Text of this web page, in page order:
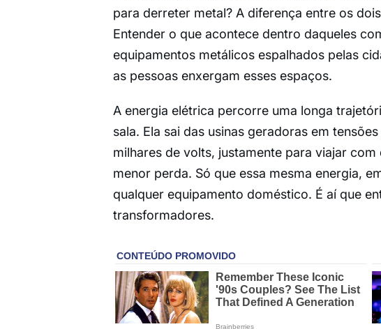
para derreter metal? A diferença entre os
Entender o que acontece dentro daqueles
equipamentos metálicos espalhados pelas
as pessoas enxergam esses espaços.
A energia elétrica percorre uma longa
sala. Ela sai das usinas geradoras em
milhares de volts, justamente para viajar
menor perda. Só que essa mesma energia,
qualquer equipamento doméstico. É aí que
transformadores.